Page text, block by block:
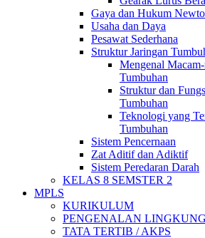
Gaya dan Hukum
Usaha dan Daya
Pesawat Sederhana
Struktur Jaringan
Mengenal
Tumbuhan
Struktur dan
Tumbuhan
Teknologi yang
Tumbuhan
Sistem Pencernaan
Zat Aditif dan Adiktif
Sistem Peredaran Darah
KELAS 8 SEMSTER 2
MPLS
KURIKULUM
PENGENALAN
TATA TERTIB / AKPS